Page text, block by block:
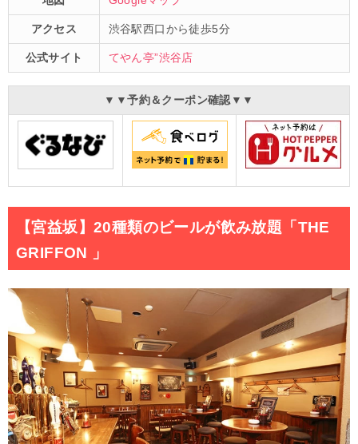
アクセス 渋谷駅西口から徒歩5分
公式サイト てやん亭”渋谷店
▼▼予約＆クーポン確認▼▼
【宮益坂】20種類のビールが飲み放題「THE
GRIFFON 」